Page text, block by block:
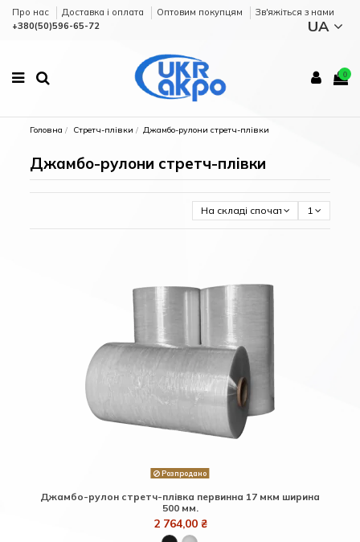
Про нас Доставка і оплата Оптовим покупцям
Зв'яжіться з нами
+380(50)596-65-72
UA
0
Головна Стретч-плівки Джамбо-рулони стретч-плівки
Джамбо-рулони стретч-плівки
На складі спочатку 1
Розпродано
Джамбо-рулон стретч-плівка первинна 17 мкм ширина
500 мм.
2 764,00 ₴